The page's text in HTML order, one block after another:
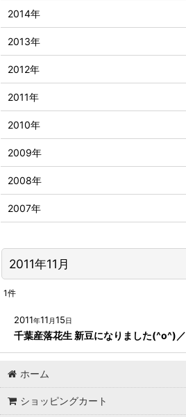
2011年11月
1件
2011年11 月15日
千葉産落花生 新豆になりました(^o^)／
2014年
2013年
2012年
2011年
2010年
2009年
2008年
2007年
ホーム
ショッピングカート